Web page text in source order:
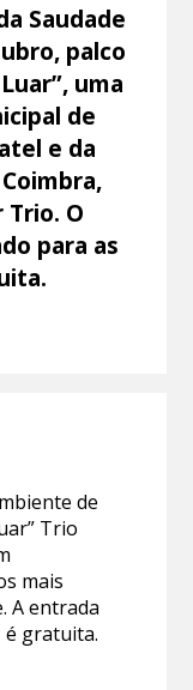
Saudade
palco
uma
de
e da
Trio. O
para as
de
Trio
mais
A entrada
é gratuita.